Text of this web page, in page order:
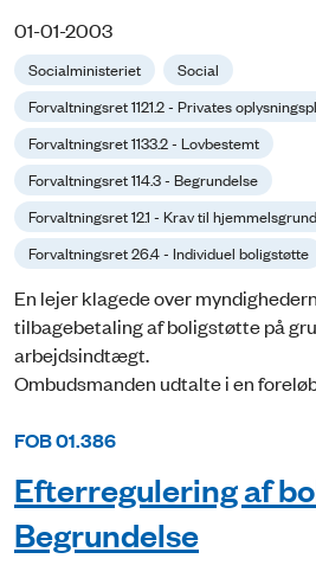
01-01-2003
Socialministeriet
Social
Forvaltningsret 1121.2 - Privates
Forvaltningsret 1133.2 - Lovbestemt
Forvaltningsret 114.3 - Begrundelse
Forvaltningsret 12.1 - Krav til
Forvaltningsret 26.4 - Individuel boligstøtte
En lejer klagede over
tilbagebetaling af boligstøtte på
arbejdsindtægt.
Ombudsmanden udtalte i en
FOB 01.386
Efterregulering af
Begrundelse